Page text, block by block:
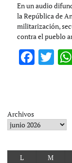
En un audio
la República de
militarización,
contra el pueblo
Archivos
L
M